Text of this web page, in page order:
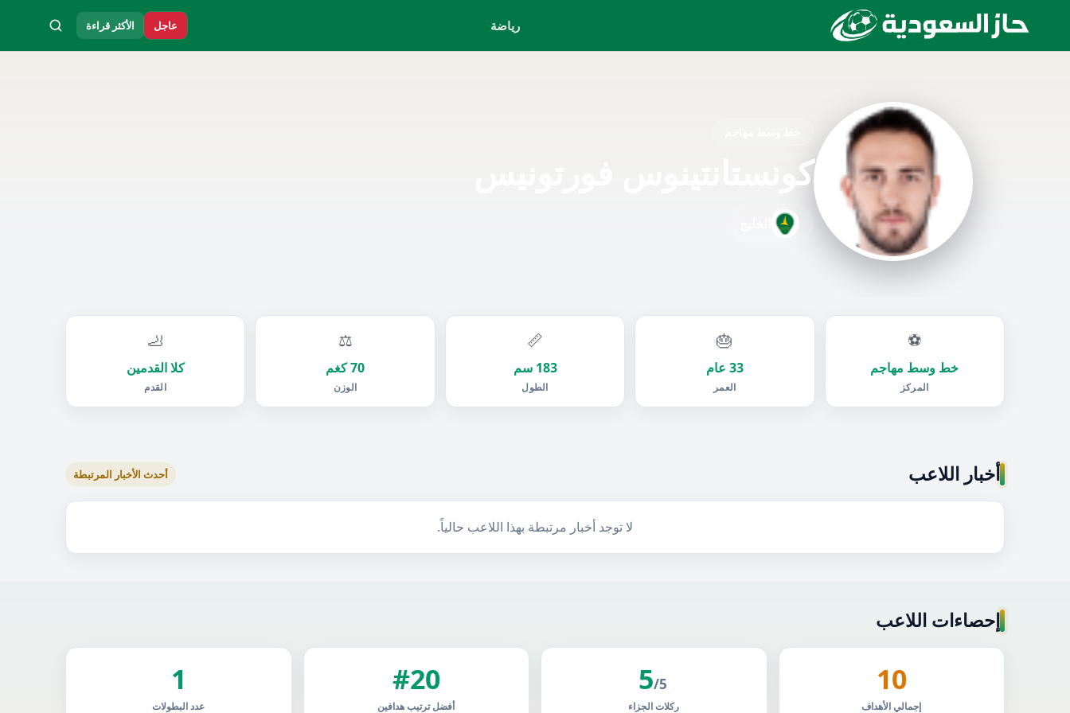
رياضة عاجل الأكثر قراءة
كونستانتينوس فورتونيس
⚽
خط وسط مهاجم
المركز
🎂
33 عام
العمر
📏
183 سم
الطول
⚖️
70 كغم
الوزن
🦶
كلا القدمين
القدم
أخبار اللاعب أحدث الأخبار المرتبطة
لا توجد أخبار مرتبطة بهذا اللاعب حالياً.
إحصاءات اللاعب
10
إجمالي الأهداف
5/5
ركلات الجزاء
#20
أفضل ترتيب هدافين
1
عدد البطولات